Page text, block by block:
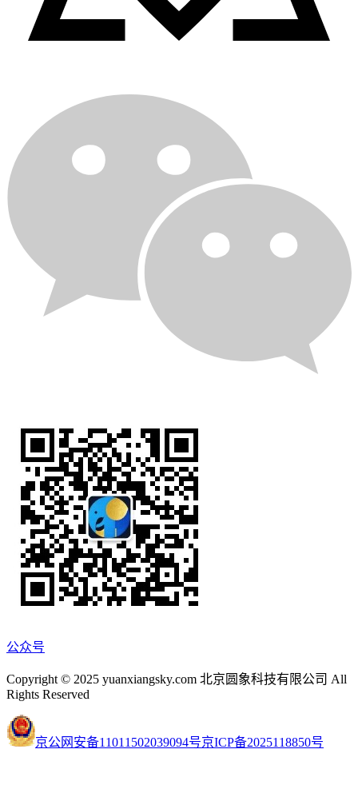
公众号
Copyright © 2025 yuanxiangsky.com 北京圆象科技有限公司 All
Rights Reserved
京公网安备11011502039094号京ICP备2025118850号